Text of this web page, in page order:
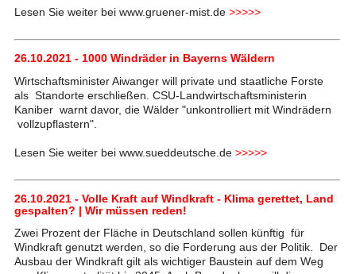
Lesen Sie weiter bei www.gruener-mist.de >>>>>
26.10.2021 - 1000 Windräder in Bayerns Wäldern
Wirtschaftsminister Aiwanger will private und staatliche Forste
als Standorte erschließen. CSU-Landwirtschaftsministerin
Kaniber warnt davor, die Wälder "unkontrolliert mit Windrädern
vollzupflastern".
Lesen Sie weiter bei www.sueddeutsche.de >>>>>
26.10.2021 - Volle Kraft auf Windkraft - Klima gerettet, Land
gespalten? | Wir müssen reden!
Zwei Prozent der Fläche in Deutschland sollen künftig für
Windkraft genutzt werden, so die Forderung aus der Politik. Der
Ausbau der Windkraft gilt als wichtiger Baustein auf dem Weg